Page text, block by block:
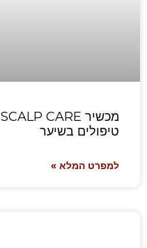
טיפולים בשיער
למפרט המלא »